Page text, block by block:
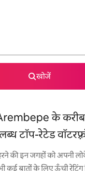
खोजें
के करीब
टॉप-रेटेड
की इन जगहों को अपनी
कई बातों के लिए ऊँची रेटिंग